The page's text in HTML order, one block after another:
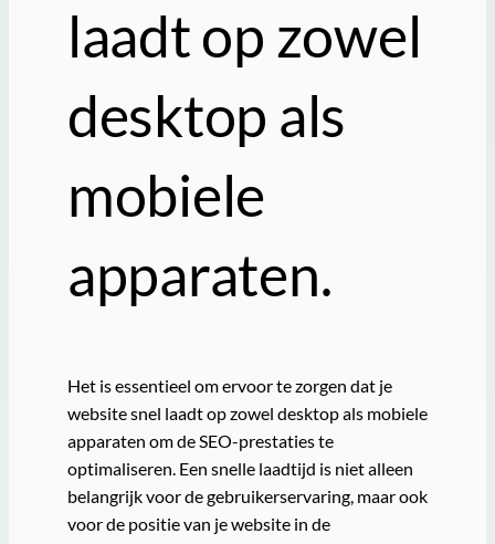
laadt op zowel
desktop als
mobiele
apparaten.
Het is essentieel om ervoor te zorgen dat je
website snel laadt op zowel desktop als mobiele
apparaten om de SEO-prestaties te
optimaliseren. Een snelle laadtijd is niet alleen
belangrijk voor de gebruikerservaring, maar ook
voor de positie van je website in de